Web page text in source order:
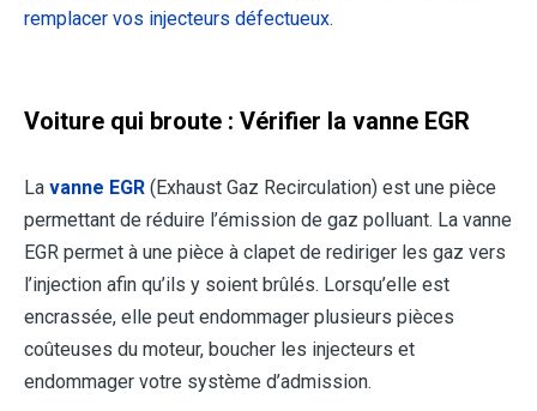
remplacer vos injecteurs défectueux.
Voiture qui broute : Vérifier la vanne EGR
La vanne EGR (Exhaust Gaz Recirculation) est une pièce
permettant de réduire l’émission de gaz polluant. La vanne
EGR permet à une pièce à clapet de rediriger les gaz vers
l’injection afin qu’ils y soient brûlés. Lorsqu’elle est
encrassée, elle peut endommager plusieurs pièces
coûteuses du moteur, boucher les injecteurs et
endommager votre système d’admission.